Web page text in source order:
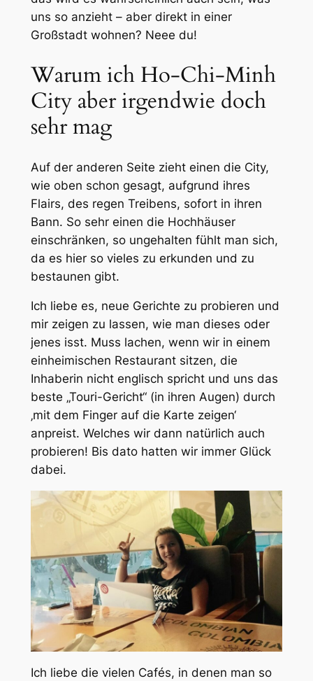
uns so anzieht – aber direkt in einer
Großstadt wohnen? Neee du!
Warum ich Ho-Chi-Minh
City aber irgendwie doch
sehr mag
Auf der anderen Seite zieht einen die City,
wie oben schon gesagt, aufgrund ihres
Flairs, des regen Treibens, sofort in ihren
Bann. So sehr einen die Hochhäuser
einschränken, so ungehalten fühlt man sich,
da es hier so vieles zu erkunden und zu
bestaunen gibt.
Ich liebe es, neue Gerichte zu probieren und
mir zeigen zu lassen, wie man dieses oder
jenes isst. Muss lachen, wenn wir in einem
einheimischen Restaurant sitzen, die
Inhaberin nicht englisch spricht und uns das
beste „Touri-Gericht“ (in ihren Augen) durch
‚mit dem Finger auf die Karte zeigen‘
anpreist. Welches wir dann natürlich auch
probieren! Bis dato hatten wir immer Glück
dabei.
Ich liebe die vielen Cafés, in denen man so